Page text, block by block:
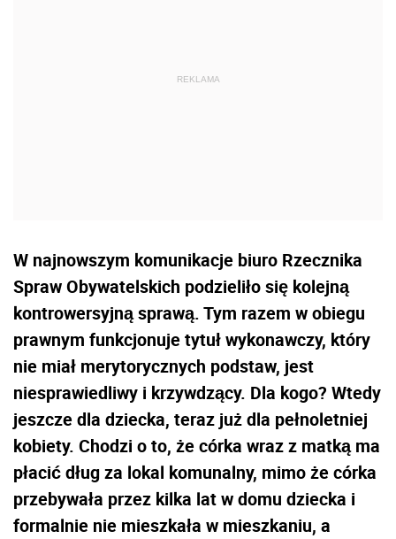
W najnowszym komunikacje biuro Rzecznika
Spraw Obywatelskich podzieliło się kolejną
kontrowersyjną sprawą. Tym razem w obiegu
prawnym funkcjonuje tytuł wykonawczy, który
nie miał merytorycznych podstaw, jest
niesprawiedliwy i krzywdzący. Dla kogo? Wtedy
jeszcze dla dziecka, teraz już dla pełnoletniej
kobiety. Chodzi o to, że córka wraz z matką ma
płacić dług za lokal komunalny, mimo że córka
przebywała przez kilka lat w domu dziecka i
formalnie nie mieszkała w mieszkaniu, a